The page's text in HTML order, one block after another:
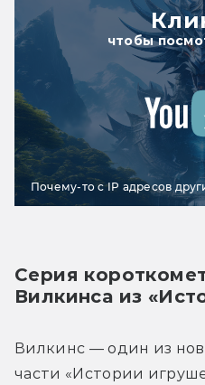
чтобы
Почему-то с IP адресов
Серия
Вилкинса из
Вилкинс — один из
части «Истории